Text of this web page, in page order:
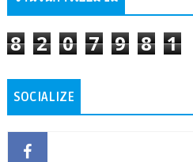
8 2 0 7 9 8 1
SOCIALIZE